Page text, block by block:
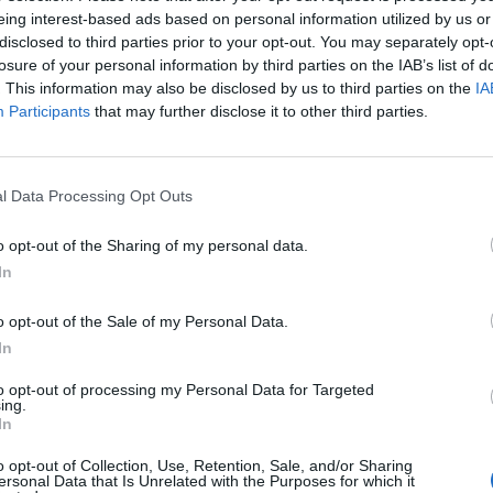
interest-based ads based on personal information utilized by us
to third parties prior to your opt-out. You may separately
of your personal information by third parties on the IAB’s list of
This information may also be disclosed by us to third parties on the
Participants that may further disclose it to other third parties.
Data Processing Opt Outs
opt-out of the Sharing of my personal data.
opt-out of the Sale of my Personal Data.
opt-out of processing my Personal Data for Targeted
opt-out of Collection, Use, Retention, Sale, and/or Sharing
Data that Is Unrelated with the Purposes for which it
streaming szolgáltatása visszatér
- írta a DTV News.
az elmúlt évben 22 millió új előfizetőt szerzett világszerte. A
az előfizetők száma meghaladhatja a 150 milliót. Az új tartalmi
saját gyártású sorozatai, a Warner...
portfolio.hu hírarchívumához tartozik, melynek olvasása
tartalmazza:
cikkarchívum
elmúlt 2 év napon belüli